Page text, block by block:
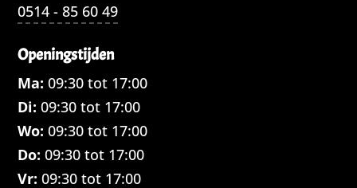
0514 - 85 60 49
Openingstijden
Ma: 09:30 tot 17:00
Di: 09:30 tot 17:00
Wo: 09:30 tot 17:00
Do: 09:30 tot 17:00
Vr: 09:30 tot 17:00